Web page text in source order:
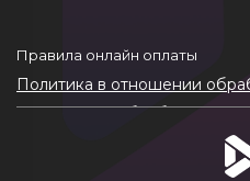
Правила онлайн оплаты
Политика в отношении
Согласие на обработку ПДн
Политика обработки файлов